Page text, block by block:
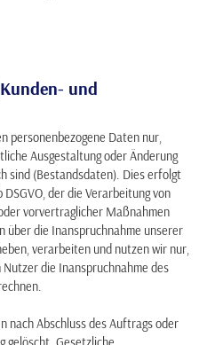
und
personenbezogene Daten nur,
Ausgestaltung oder Änderung
sind (Bestandsdaten). Dies erfolgt
der die Verarbeitung von
vorvertraglicher Maßnahmen
über die Inanspruchnahme unserer
verarbeiten und nutzen wir nur,
die Inanspruchnahme des
nach Abschluss des Auftrags oder